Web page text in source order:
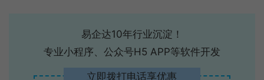
易企达10年行业沉淀！
专业小程序、公众号H5 APP等软件开发
立即拨打电话享优惠